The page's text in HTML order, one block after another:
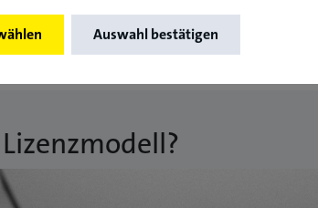
Auswahl bestätigen